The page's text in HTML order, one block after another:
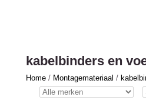
kabelbinders en
Home / Montagemateriaal /